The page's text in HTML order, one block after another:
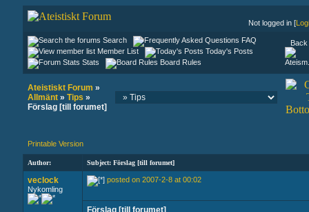
Not logged in [
Search
FAQ
Member List
Today's Posts
Stats
Board Rules
Back
Ateistiskt Forum »
Allmänt» Tips »
Förslag [till forumet]
Printable Version
Author: Subject: Förslag [till forumet]
veclock
Nykomling
posted on 2007-2-8 at 00:02
Förslag [till forumet]